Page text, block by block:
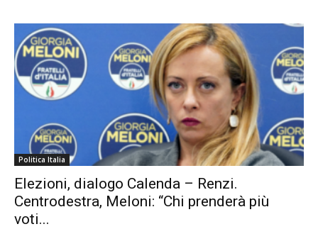
Politica Italia
Elezioni, dialogo Calenda – Renzi.
Centrodestra, Meloni: “Chi prenderà più
voti...